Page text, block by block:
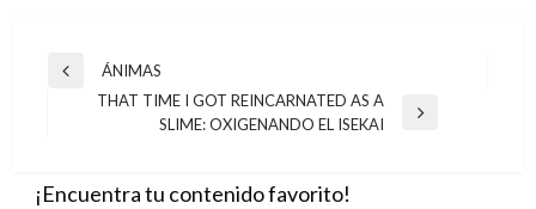
Navegación
Entrada
anterior
ÁNIMAS
THAT TIME I GOT REINCARNATED AS A
SLIME: OXIGENANDO EL ISEKAI
¡Encuentra tu contenido favorito!